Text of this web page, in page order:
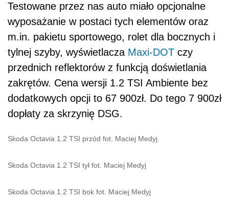
Testowane przez nas auto miało opcjonalne
wyposażanie w postaci tych elementów oraz
m.in. pakietu sportowego, rolet dla bocznych i
tylnej szyby, wyświetlacza Maxi-DOT czy
przednich reflektorów z funkcją doświetlania
zakrętów. Cena wersji 1.2 TSI Ambiente bez
dodatkowych opcji to 67 900zł. Do tego 7 900zł
dopłaty za skrzynię DSG.
Skoda Octavia 1.2 TSI przód fot. Maciej Medyj
Skoda Octavia 1.2 TSI tył fot. Maciej Medyj
Skoda Octavia 1.2 TSI bok fot. Maciej Medyj